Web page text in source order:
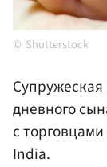
Shutterstock
Супружеская
дневного
с
India.